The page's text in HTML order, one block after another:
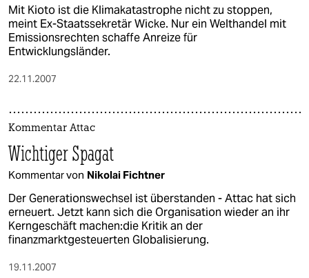
Mit Kioto ist die Klimakatastrophe nicht zu stoppen,
meint Ex-Staatssekretär Wicke. Nur ein Welthandel mit
Emissionsrechten schaffe Anreize für
Entwicklungsländer.
22.11.2007
Kommentar Attac
Wichtiger Spagat
Kommentar von Nikolai Fichtner
Der Generationswechsel ist überstanden - Attac hat sich
erneuert. Jetzt kann sich die Organisation wieder an ihr
Kerngeschäft machen:die Kritik an der
finanzmarktgesteuerten Globalisierung.
19.11.2007